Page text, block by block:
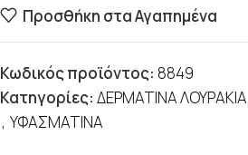
Προσθήκη στα Αγαπημένα
Κωδικός προϊόντος: 8849
Κατηγορίες: ΔΕΡΜΑΤΙΝΑ ΛΟΥΡΑΚΙΑ
, ΥΦΑΣΜΑΤΙΝΑ